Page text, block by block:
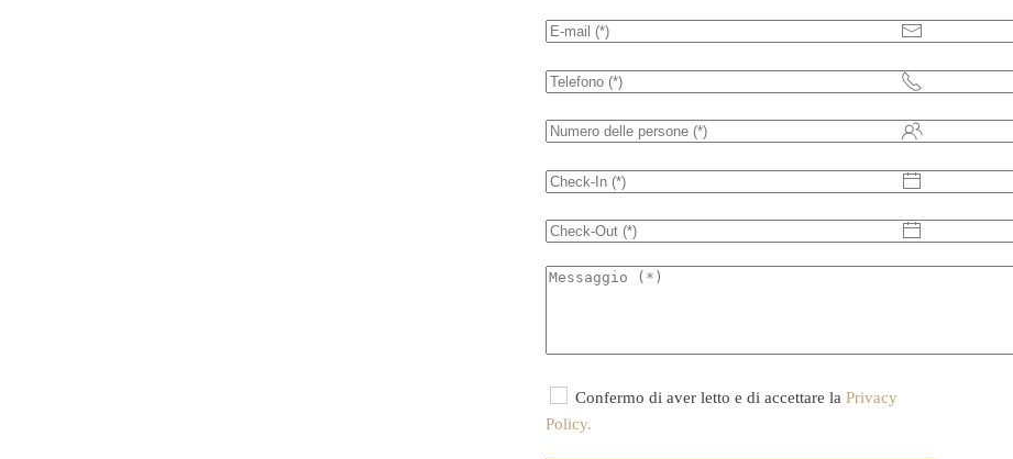
Confermo di aver letto e di accettare la Privacy
Policy.